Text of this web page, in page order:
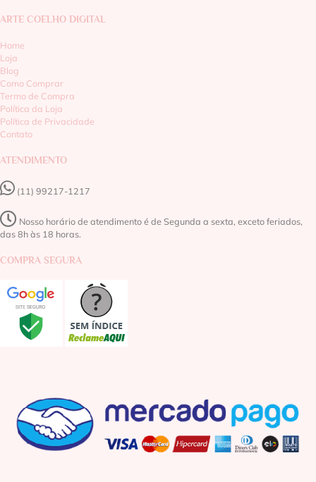
ARTE COELHO DIGITAL
Home
Loja
Blog
Como Comprar
Termo de Compra
Política da Loja
Política de Privacidade
Contato
ATENDIMENTO
(11) 99217-1217‬
Nosso horário de atendimento é de Segunda a sexta, exceto feriados,
das 8h às 18 horas.
COMPRA SEGURA